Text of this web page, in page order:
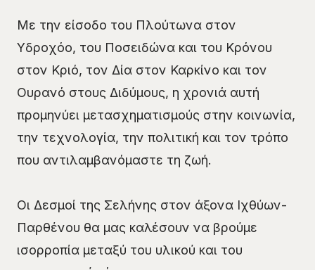
Με την είσοδο του Πλούτωνα στον
Υδροχόο, του Ποσειδώνα και του Κρόνου
στον Κριό, τον Δία στον Καρκίνο και τον
Ουρανό στους Διδύμους, η χρονιά αυτή
προμηνύει μετασχηματισμούς στην κοινωνία,
την τεχνολογία, την πολιτική και τον τρόπο
που αντιλαμβανόμαστε τη ζωή.
Οι Δεσμοί της Σελήνης στον άξονα Ιχθύων-
Παρθένου θα μας καλέσουν να βρούμε
ισορροπία μεταξύ του υλικού και του